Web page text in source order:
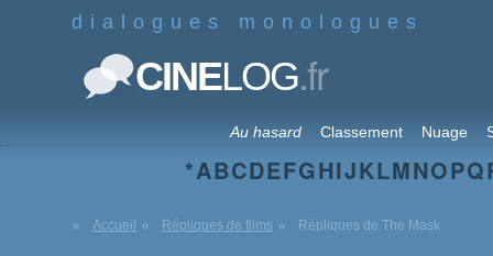
dialogues monologues
CINELOG.fr
Au hasard Classement Nuage
*ABCDEFGHIJKLMNOPQ
Accueil Répliques de films Répliques de The Mask